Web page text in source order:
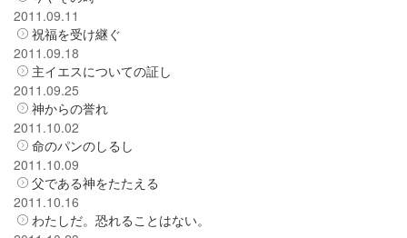
2011.09.11
祝福を受け継ぐ
2011.09.18
主イエスについての証し
2011.09.25
神からの誉れ
2011.10.02
命のパンのしるし
2011.10.09
父である神をたたえる
2011.10.16
わたしだ。恐れることはない。